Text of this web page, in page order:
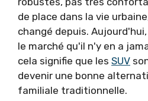
de place dans la vie
changé depuis.
le marché qu'il n'y en a
cela signifie que les SUV
devenir une bonne
familiale traditionnelle.